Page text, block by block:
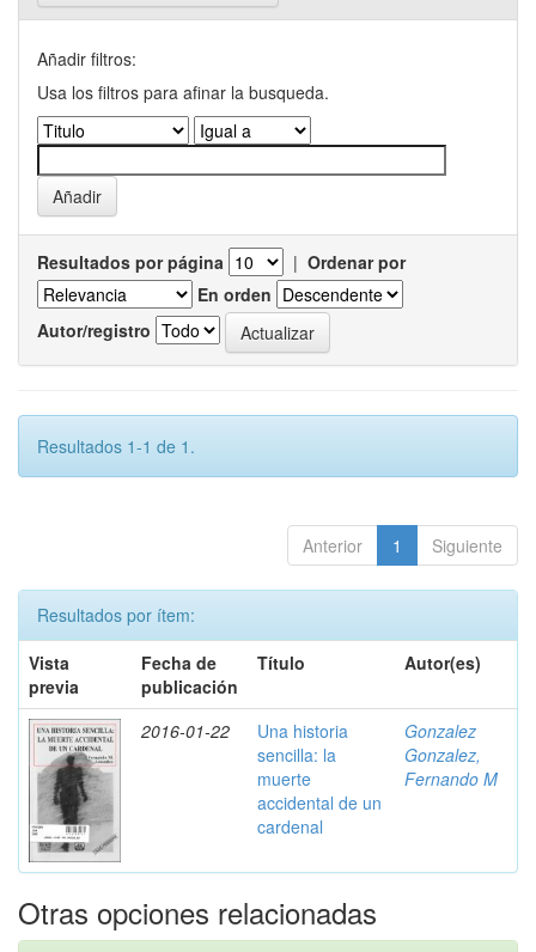
Añadir filtros:
Usa los filtros para afinar la busqueda.
Resultados por página | Ordenar por
En orden
Autor/registro
Resultados 1-1 de 1.
Anterior 1 Siguiente
Resultados por ítem:
Vista
previa
Fecha de
publicación
Título Autor(es)
2016-01-22
Una historia
sencilla: la
muerte
accidental de un
cardenal
Gonzalez
Gonzalez,
Fernando M
Otras opciones relacionadas